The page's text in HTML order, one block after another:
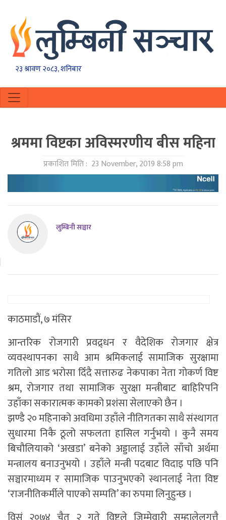
२३ श्रावण २०८३, शनिबार
श्रममा विष्टका अविस्मरणीय बीस महिना
प्रकाशित मिति : 23 November, 2019 8:58 pm
लुम्बिनी सञ्चार
काठमाडाैं, ७ मंसिर
आन्तरिक रोजगारी प्रवद्र्धन र वैदेशिक रोजगार क्षेत्र
व्यवस्थापनका साथै आम श्रमिकलाई सामाजिक सुरक्षामा
गतिलो आड भरोसा दिँदै सत्तारुढ नेकपाका नेता गोकर्ण विष्ट
श्रम, रोजगार तथा सामाजिक सुरक्षा मन्त्रीबाट बाहिरिपनि
उहाँका सकारात्मक कामको प्रशंसा सेलाएको छैन ।
झण्डै २० महिनाको अवधिमा उहाँले नीतिगतका साथै संस्थागत
सुधारमा निकै ठूलो सफलता हासिल गर्नुभयो । कुनै समय
बिचौलियाको ‘अखडा’ बनेको अड्डालाई उहाँले साँचो अर्थमा
मन्त्रालय बनाउनुभयो । उहाँले मन्त्री पदबाट विदाइ पछि पनि
सञ्चारमाध्यम र सामाजिक पाउनुभएको स्थानलाई नेता विष्ट
‘राजनीतिकर्मीले पाएको सम्पति’ का रुपमा लिनुहुन्छ ।